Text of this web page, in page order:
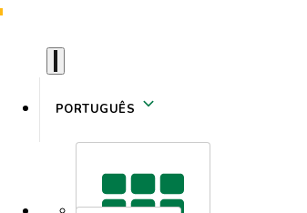
PORTUGUÊS